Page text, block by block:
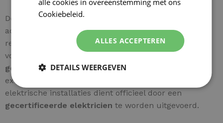
De bedrading is probleemloos aan te brengen op de
achterkant. De
groene/geel draad van de mat
rechtstreeks verbonden met dehoofd-aardleiding
voor een betrouwbare installatie. Een
gebruiksvriendelijke uitlegwordt meegeleverd voor
extra gebruiksgemak.
elektrische installaties dient officieel door een
gecertificeerde elektricien te worden uitgevoerd.
alle cookies in overeenstemming met ons
Cookiebeleid.
ALLES ACCEPTEREN
DETAILS WEERGEVEN